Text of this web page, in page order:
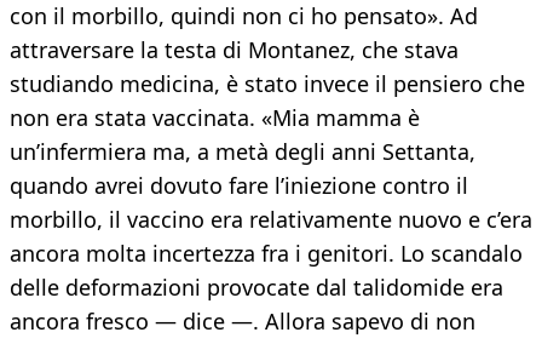
con il morbillo, quindi non ci ho pensato». Ad
attraversare la testa di Montanez, che stava
studiando medicina, è stato invece il pensiero che
non era stata vaccinata. «Mia mamma è
un’infermiera ma, a metà degli anni Settanta,
quando avrei dovuto fare l’iniezione contro il
morbillo, il vaccino era relativamente nuovo e c’era
ancora molta incertezza fra i genitori. Lo scandalo
delle deformazioni provocate dal talidomide era
ancora fresco — dice —. Allora sapevo di non